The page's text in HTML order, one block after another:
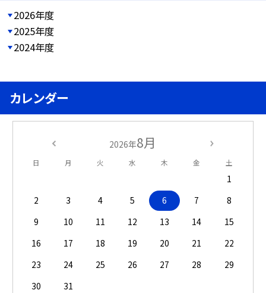
2026年度
2025年度
2024年度
カレンダー
2026年8月
日 月 火 水 木 金 土
1
2
3 4 5 6 7
8
9
10 11 12 13 14
15
16
17 18 19 20 21
22
23
24 25 26 27 28
29
30
31